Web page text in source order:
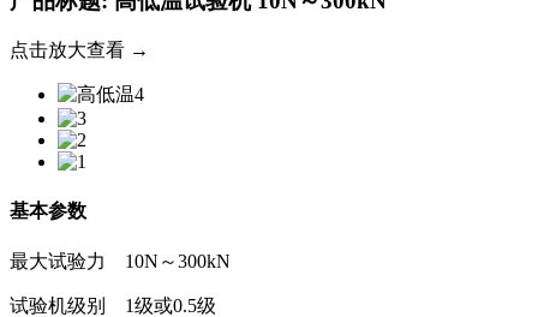
点击放大查看 →
基本参数
最大试验力 10N～300kN
试验机级别 1级或0.5级